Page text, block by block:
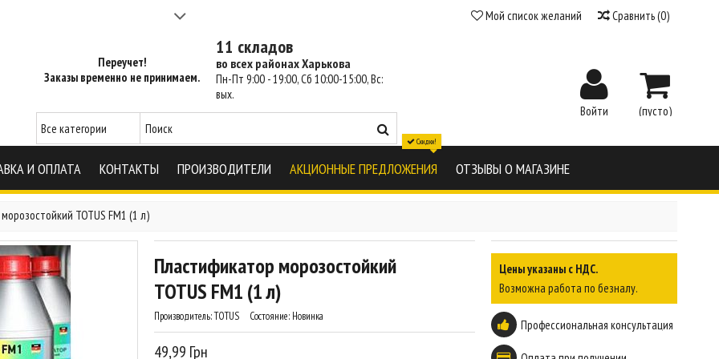
3 часа - SM Харьков Сравнить(0)
Мой список желаний
Переучет!
Заказы временно не принимаем.
11 складов
во всех районах Харькова
Пн-Пт 9:00 - 19:00, Сб 10:00-15:00, Вс:
вых.
(пусто)
Войти
И ОПЛАТА КОНТАКТЫ ПРОИЗВОДИТЕЛИ АКЦИОННЫЕ ПРЕДЛОЖЕНИЯ
Скидки!
ОТЗЫВЫ О МАГАЗИНЕ
TOTUS FM1 (1 л)
Пластификатор морозостойкий
TOTUS FM1 (1 л)
Производитель:TOTUS Состояние: Новинка
49,99 Грн
Цены указаны с НДС.
Возможна работа по безналу.
Профессиональная консультация